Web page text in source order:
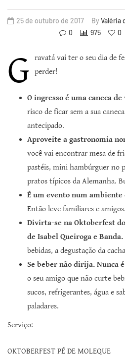
25 de outubro de 2017 By Valéria
0
975 0
G ravatá vai ter o seu dia de
perder!
O ingresso é uma caneca
risco de ficar sem a sua
antecipado.
Aproveite a gastronomia
você vai encontrar mesa de
pastéis, mini hambúrguer no
pratos típicos da Alemanha.
É um evento num
Então leve familiares e amigos.
Divirta-se na Oktoberfest
de Isabel Queiroga e Banda.
bebidas, a degustação da
Se beber não dirija. Nunca
o seu amigo que não curte
sucos, refrigerantes, água e
paladares.
Serviço:
OKTOBERFEST PÉ DE MOLEQUE